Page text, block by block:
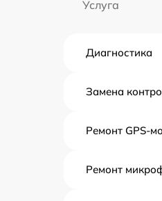
Услуга
Диагностика
Замена
Ремонт GPS-
Ремонт